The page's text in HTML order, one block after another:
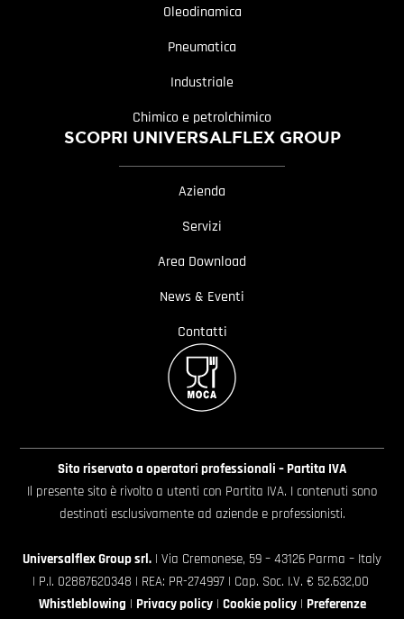
Oleodinamica
Pneumatica
Industriale
Chimico e petrolchimico
SCOPRI UNIVERSALFLEX GROUP
Azienda
Servizi
Area Download
News & Eventi
Contatti
Sito riservato a operatori professionali – Partita IVA
Il presente sito è rivolto a utenti con Partita IVA. I contenuti sono
destinati esclusivamente ad aziende e professionisti.
Universalflex Group srl. | Via Cremonese, 59 – 43126 Parma – Italy
| P.I. 02887620348 | REA: PR-274997 | Cap. Soc. I.V. € 52.632,00
Whistleblowing | Privacy policy| Cookie policy| Preferenze